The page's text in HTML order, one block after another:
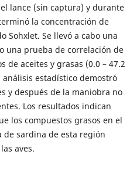
lance (sin captura) y durante
la concentración de
Sohxlet. Se llevó a cabo una
una prueba de correlación de
de aceites y grasas (0.0 – 47.2
estadístico demostró
y después de la maniobra no
Los resultados indican
los compuestos grasos en el
de sardina de esta región
aves.